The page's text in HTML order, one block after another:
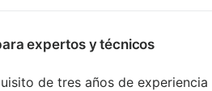
expertos y técnicos
de tres años de experiencia